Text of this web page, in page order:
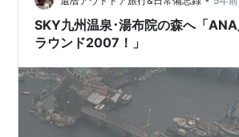
SKY九州温泉･湯布院の森へ「
ラウンド2007！」